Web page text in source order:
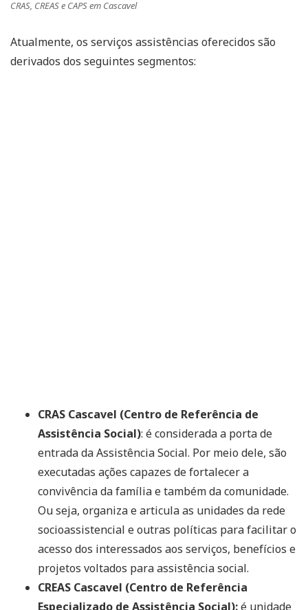
CRAS, CREAS e CAPS em Cascavel
Atualmente, os serviços assistências oferecidos são
derivados dos seguintes segmentos:
CRAS Cascavel (Centro de Referência de
Assistência Social): é considerada a porta de
entrada da Assistência Social. Por meio dele, são
executadas ações capazes de fortalecer a
convivência da família e também da comunidade.
Ou seja, organiza e articula as unidades da rede
socioassistencial e outras políticas para facilitar o
acesso dos interessados aos serviços, benefícios e
projetos voltados para assistência social.
CREAS Cascavel (Centro de Referência
Especializado de Assistência Social):é unidade